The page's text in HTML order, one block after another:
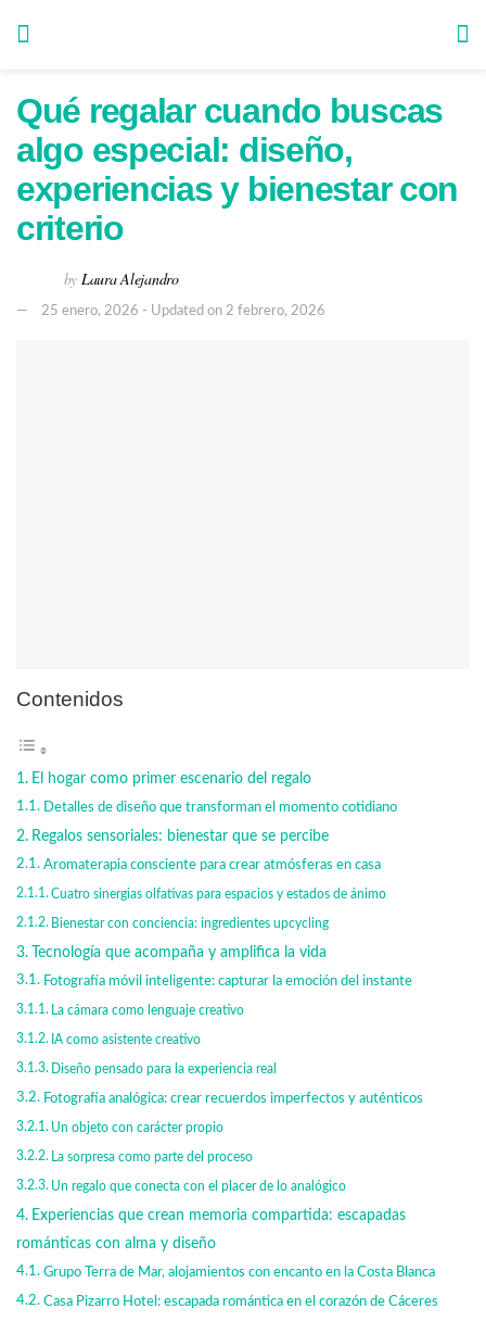
Qué regalar cuando buscas
algo especial: diseño,
experiencias y bienestar con
criterio
by Laura Alejandro
25 enero, 2026 - Updated on 2 febrero, 2026
Contenidos
El hogar como primer escenario del regalo
Detalles de diseño que transforman el momento cotidiano
Regalos sensoriales: bienestar que se percibe
Aromaterapia consciente para crear atmósferas en casa
Cuatro sinergias olfativas para espacios y estados de ánimo
Bienestar con conciencia: ingredientes upcycling
Tecnología que acompaña y amplifica la vida
Fotografía móvil inteligente: capturar la emoción del instante
La cámara como lenguaje creativo
IA como asistente creativo
Diseño pensado para la experiencia real
Fotografía analógica: crear recuerdos imperfectos y auténticos
Un objeto con carácter propio
La sorpresa como parte del proceso
Un regalo que conecta con el placer de lo analógico
Experiencias que crean memoria compartida: escapadas
románticas con alma y diseño
Grupo Terra de Mar, alojamientos con encanto en la Costa Blanca
Casa Pizarro Hotel: escapada romántica en el corazón de Cáceres